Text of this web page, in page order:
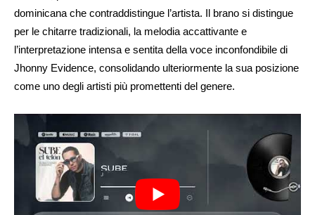
dominicana che contraddistingue l’artista. Il brano si distingue
per le chitarre tradizionali, la melodia accattivante e
l’interpretazione intensa e sentita della voce inconfondibile di
Jhonny Evidence, consolidando ulteriormente la sua posizione
come uno degli artisti più promettenti del genere.